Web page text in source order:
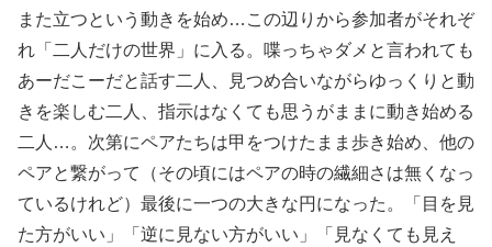
また立つという動きを始め…この辺りから参加者がそれぞ
れ「二人だけの世界」に入る。喋っちゃダメと言われても
あーだこーだと話す二人、見つめ合いながらゆっくりと動
きを楽しむ二人、指示はなくても思うがままに動き始める
二人…。次第にペアたちは甲をつけたまま歩き始め、他の
ペアと繋がって（その頃にはペアの時の繊細さは無くなっ
ているけれど）最後に一つの大きな円になった。「目を見
た方がいい」「逆に見ない方がいい」「見なくても見え